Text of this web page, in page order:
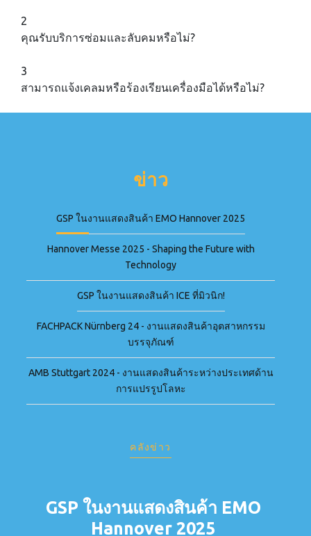
2
คุณรับบริการซ่อมและลับคมหรือไม่?
3
สามารถแจ้งเคลมหรือร้องเรียนเครื่องมือได้หรือไม่?
ข่าว
GSP ในงานแสดงสินค้า EMO Hannover 2025
Hannover Messe 2025 - Shaping the Future with
Technology
GSP ในงานแสดงสินค้า ICE ที่มิวนิก!
FACHPACK Nürnberg 24 - งานแสดงสินค้าอุตสาหกรรม
บรรจุภัณฑ์
AMB Stuttgart 2024 - งานแสดงสินค้าระหว่างประเทศด้าน
การแปรรูปโลหะ
คลังข่าว
GSP ในงานแสดงสินค้า EMO
Hannover 2025